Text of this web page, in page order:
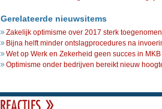
Gerelateerde nieuwsitems
Zakelijk optimisme over 2017 sterk toegenomen
Bijna helft minder ontslagprocedures na
Wet op Werk en Zekerheid geen succes in MKB
Optimisme onder bedrijven bereikt nieuw